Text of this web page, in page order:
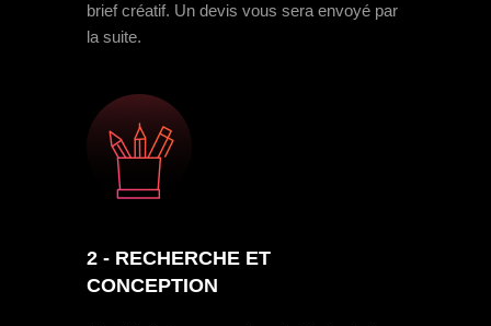
brief créatif. Un devis vous sera envoyé par
la suite.
2 - RECHERCHE ET
CONCEPTION